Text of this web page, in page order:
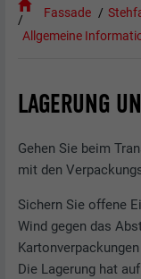
Fassade
Allgemeine
LAGERUNG
Gehen Sie beim
mit den
Sichern Sie offene
Wind gegen das
Die Lagerung hat